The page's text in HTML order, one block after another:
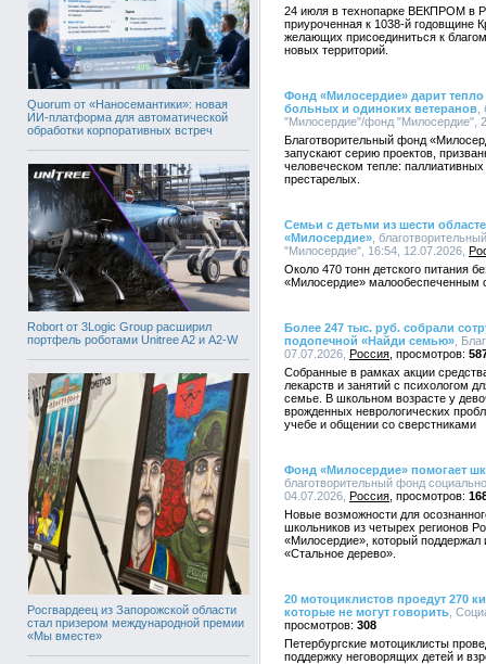
Quorum от «Наносемантики»: новая
ИИ-платформа для автоматической
обработки корпоративных встреч
Robort от 3Logic Group расширил
портфель роботами Unitree A2 и A2-W
Росгвардеец из Запорожской области
стал призером международной премии
«Мы вместе»
24 июля в технопарке ВЕКПРОМ в
приуроченная к 1038-й годовщине
желающих присоединиться к
новых территорий.
Фонд «Милосердие» дарит
больных и одиноких ветеранов
"Милосердие"/фонд "Милосердие",
Благотворительный фонд
запускают серию проектов,
человеческом тепле:
престарелых.
Семьи с детьми из шести
«Милосердие» ,
"Милосердие", 16:54, 12.07.2026,
Около 470 тонн детского питания
«Милосердие» малообеспеченным
Более 247 тыс. руб. собрали
подопечной «Найди семью» ,
07.07.2026, Россия
Собранные в рамках акции
лекарств и занятий с психологом
семье. В школьном возрасте у
врожденных неврологических
учебе и общении со сверстниками
Фонд «Милосердие» помогает
благотворительный фонд
04.07.2026, Россия
Новые возможности для
школьников из четырех регионов
«Милосердие», который поддержал
«Стальное дерево».
20 мотоциклистов проедут 270
которые не могут говорить ,
308
Петербургские мотоциклисты
поддержку неговорящих детей и